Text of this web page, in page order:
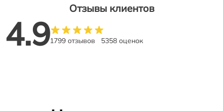
Отзывы клиентов
4.91799 отзывов 5358 оценок